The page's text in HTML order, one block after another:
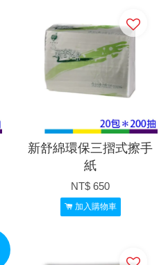
新舒綿環保三摺式擦手
紙
NT$ 650
加入購物車